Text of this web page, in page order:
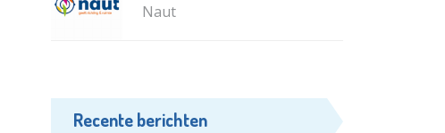
Naut
Recente berichten